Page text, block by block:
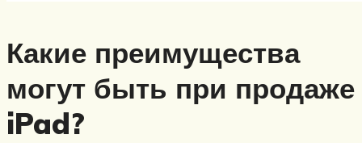
Какие преимущества
могут быть при продаже
iPad?